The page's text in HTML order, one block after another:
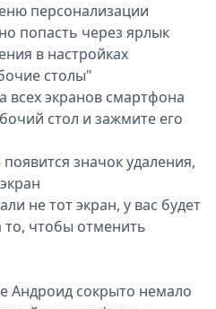
персонализации
попасть через ярлык
в настройках
столы"
всех экранов смартфона
стол и зажмите его
значок удаления,
не тот экран, у вас будет
то, чтобы отменить
Андроид сокрыто немало